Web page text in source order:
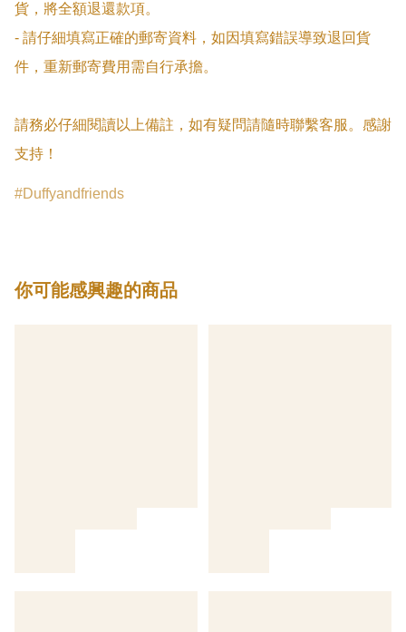
貨，將全額退還款項。
- 請仔細填寫正確的郵寄資料，如因填寫錯誤導致退回貨
件，重新郵寄費用需自行承擔。
請務必仔細閱讀以上備註，如有疑問請隨時聯繫客服。感謝
支持！
Duffyandfriends
你可能感興趣的商品